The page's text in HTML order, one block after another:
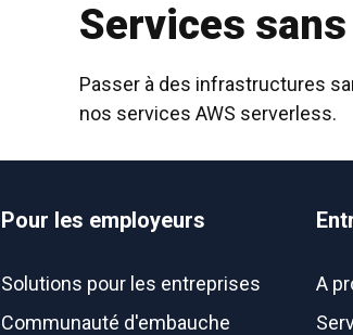
Services
Passer à des infrastructures
nos services AWS serverless.
Pour les employeurs
Solutions pour les entreprises
Communauté d'embauche
A